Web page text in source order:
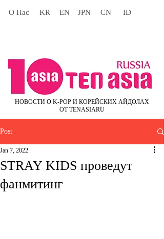
О Нас KR EN JPN CN ID
НОВОСТИ О K-POP И КОРЕЙСКИХ АЙДОЛАХ
ОТ TENASIARU
Post
STRAY KIDS проведут
фанмитинг
Jan 7, 2022